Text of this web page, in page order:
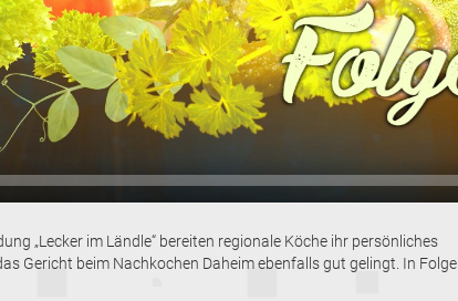
„Lecker im Ländle“ bereiten regionale Köche ihr persönliches
Gericht beim Nachkochen Daheim ebenfalls gut gelingt. In Folge